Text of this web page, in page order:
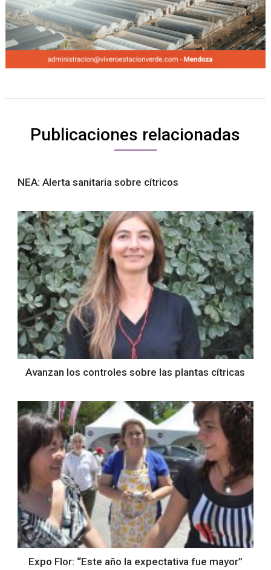
Publicaciones relacionadas
NEA: Alerta sanitaria sobre cítricos
Avanzan los controles sobre las plantas cítricas
Expo Flor: “Este año la expectativa fue mayor”